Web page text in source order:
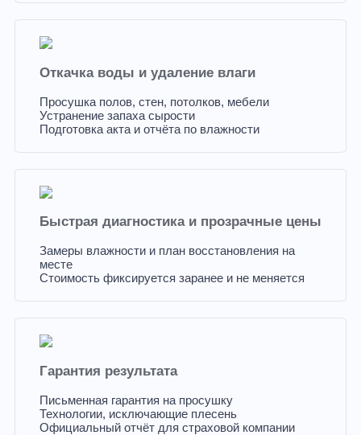
Откачка воды и удаление влаги
Просушка полов, стен, потолков, мебели
Устранение запаха сырости
Подготовка акта и отчёта по влажности
Быстрая диагностика и прозрачные цены
Замеры влажности и план восстановления на
месте
Стоимость фиксируется заранее и не меняется
Гарантия результата
Письменная гарантия на просушку
Технологии, исключающие плесень
Официальный отчёт для страховой компании